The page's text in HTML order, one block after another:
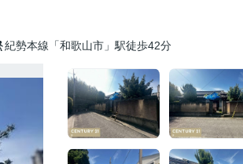
紀勢本線「和歌山市」駅徒歩42分